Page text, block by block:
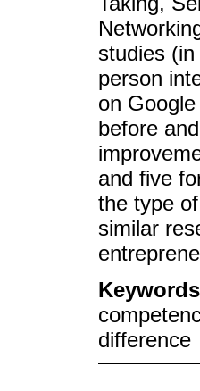
studies
person
on
before
and five
the type
similar
difference